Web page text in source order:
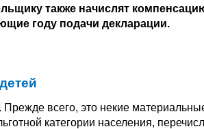
также начислят
году подачи декларации.
Прежде всего, это некие
категории населения,